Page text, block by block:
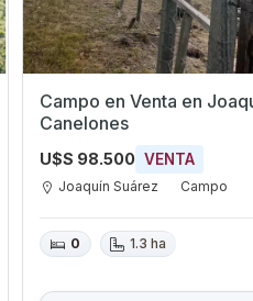
Campo en Venta en Joaquín Suárez,
Canelones
U$S 98.500 VENTA
Joaquín Suárez Campo
0 1.3 ha